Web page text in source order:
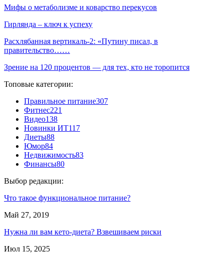
Мифы о метаболизме и коварство перекусов
Гирлянда – ключ к успеху
Расхлябанная вертикаль-2: «Путину писал, в
правительство……
Зрение на 120 процентов — для тех, кто не торопится
Топовые категории:
Правильное питание307
Фитнес221
Видео138
Новинки ИТ117
Диеты88
Юмор84
Недвижимость83
Финансы80
Выбор редакции:
Что такое функциональное питание?
Май 27, 2019
Нужна ли вам кето-диета? Взвешиваем риски
Июл 15, 2025